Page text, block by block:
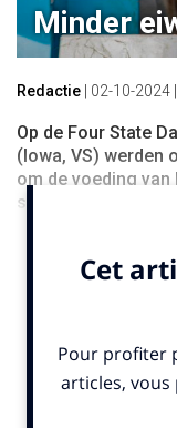
Minder
Redactie 02-10-2024
Op de Four State
(Iowa, VS) werden
om de voeding
slijpen.